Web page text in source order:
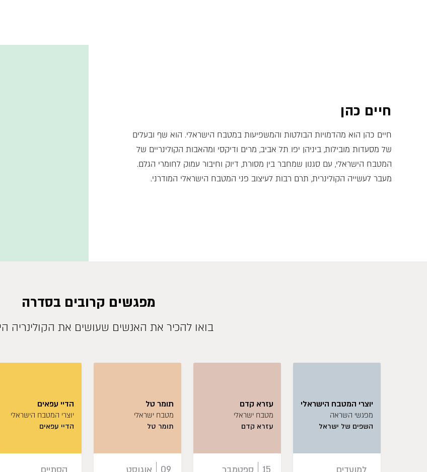
חיים כהן
חיים כהן הוא מהדמויות הבולטות והמשפיעות במטבח הישראלי. הוא שף ובעלים
של מסעדות מובילות, ביניהן יפו תל אביב, מרים ודיקסי ומהאבות הקולינריים של
המטבח הישראלי, עם סגנון שמחבר בין מסורת, דיוק וחיבור עמוק לחומרי הגלם.
מעבר לעשייה הקולינרית, תרם רבות לעיצוב פני המטבח הישראלי המודרני.
מפגשים קרובים בסדרה
בואו להכיר את האנשים שעושים את הקולינריה
יוצרי המטבח הישראלי
מפגשי השראה
השפים של ישראל
עזרא קדם
מטבח ישראלי
עזרא קדם
תומר טל
מטבח ישראלי
תומר טל
הדיי עפאים
יוצרי המטבח הישראלי
הדיי עפאים